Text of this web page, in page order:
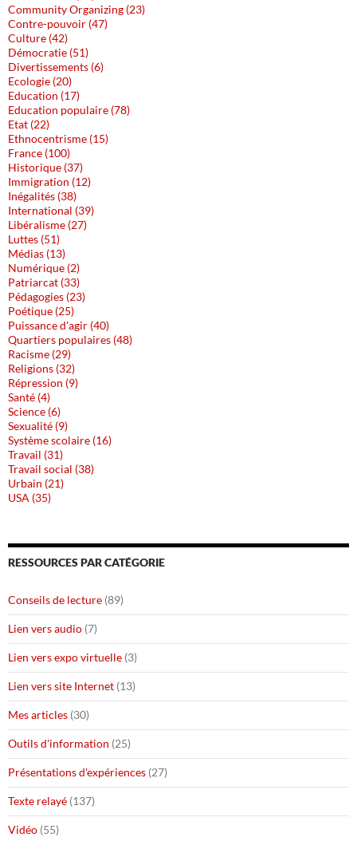
Community Organizing (23)
Contre-pouvoir (47)
Culture (42)
Démocratie (51)
Divertissements (6)
Ecologie (20)
Education (17)
Education populaire (78)
Etat (22)
Ethnocentrisme (15)
France (100)
Historique (37)
Immigration (12)
Inégalités (38)
International (39)
Libéralisme (27)
Luttes (51)
Médias (13)
Numérique (2)
Patriarcat (33)
Pédagogies (23)
Poétique (25)
Puissance d'agir (40)
Quartiers populaires (48)
Racisme (29)
Religions (32)
Répression (9)
Santé (4)
Science (6)
Sexualité (9)
Système scolaire (16)
Travail (31)
Travail social (38)
Urbain (21)
USA (35)
RESSOURCES PAR CATÉGORIE
Conseils de lecture (89)
Lien vers audio (7)
Lien vers expo virtuelle (3)
Lien vers site Internet (13)
Mes articles (30)
Outils d'information (25)
Présentations d'expériences (27)
Texte relayé (137)
Vidéo (55)